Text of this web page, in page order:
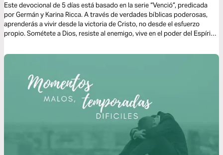
Este devocional de 5 días está basado en la serie “Venció”, predicada
por Germán y Karina Ricca. A través de verdades bíblicas poderosas,
aprenderás a vivir desde la victoria de Cristo, no desde el esfuerzo
propio. Sométete a Dios, resiste al enemigo, vive en el poder del Espíritu